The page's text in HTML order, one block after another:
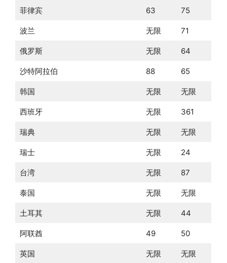
菲律宾 63 75
波兰 无限 71
俄罗斯 无限 64
沙特阿拉伯 88 65
韩国 无限 无限
西班牙 无限 361
瑞典 无限 无限
瑞士 无限 24
台湾 无限 87
泰国 无限 无限
土耳其 无限 44
阿联酋 49 50
英国 无限 无限